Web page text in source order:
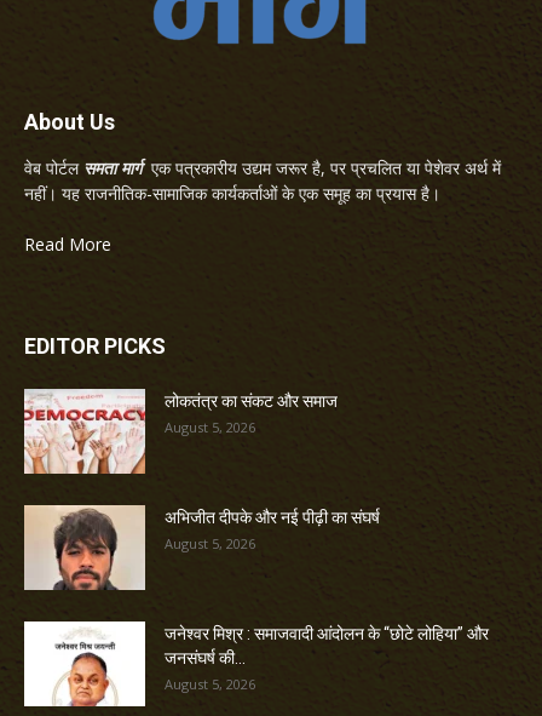
About Us
वेब पोर्टल समता मार्गएक पत्रकारीय उद्यम जरूर है, पर प्रचलित या पेशेवर अर्थ में
नहीं। यह राजनीतिक-सामाजिक कार्यकर्ताओं के एक समूह का प्रयास है।
Read More
EDITOR PICKS
लोकतंत्र का संकट और समाज
August 5, 2026
अभिजीत दीपके और नई पीढ़ी का संघर्ष
August 5, 2026
जनेश्वर मिश्र : समाजवादी आंदोलन के “छोटे लोहिया” और
जनसंघर्ष की...
August 5, 2026